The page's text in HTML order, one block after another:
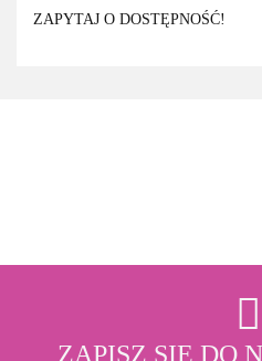
ZAPYTAJ O DOSTĘPNOŚĆ!
ZAPISZ SIĘ DO